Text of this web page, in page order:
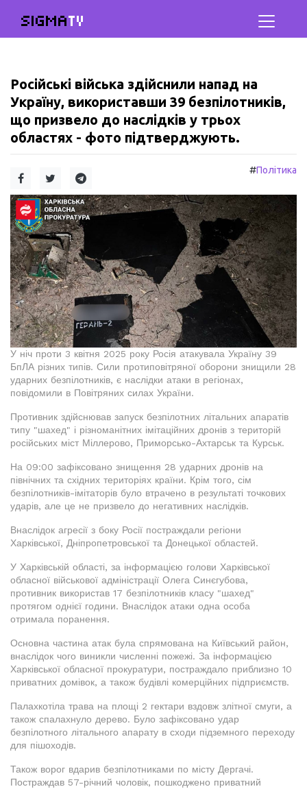
SIGMATV
Російські війська здійснили напад на
Україну, використавши 39 безпілотників,
що призвело до наслідків у трьох
областях - фото підтверджують.
#Політика
У ніч проти 3 квітня 2025 року Росія атакувала Україну 39
БпЛА різних типів. Сили протиповітряної оборони знищили 28
ударних безпілотників, є наслідки атаки в регіонах,
повідомили в Повітряних силах України.
Противник здійснював запуск безпілотних літальних апаратів
типу "шахед" і різноманітних імітаційних дронів з територій
російських міст Міллерово, Приморсько-Ахтарськ та Курськ.
На 09:00 зафіксовано знищення 28 ударних дронів на
північних та східних територіях країни. Крім того, сім
безпілотників-імітаторів було втрачено в результаті точкових
ударів, але це не призвело до негативних наслідків.
Внаслідок агресії з боку Росії постраждали регіони
Харківської, Дніпропетровської та Донецької областей.
У Харківській області, за інформацією голови Харківської
обласної військової адміністрації Олега Синєгубова,
противник використав 17 безпілотників класу "шахед"
протягом однієї години. Внаслідок атаки одна особа
отримала поранення.
Основна частина атак була спрямована на Київський район,
внаслідок чого виникли численні пожежі. За інформацією
Харківської обласної прокуратури, постраждало приблизно 10
приватних домівок, а також будівлі комерційних підприємств.
Палахкотіла трава на площі 2 гектари вздовж злітної смуги, а
також спалахнуло дерево. Було зафіксовано удар
безпілотного літального апарату в сходи підземного переходу
для пішоходів.
Також ворог вдарив безпілотниками по місту Дергачі.
Постраждав 57-річний чоловік, пошкоджено приватний